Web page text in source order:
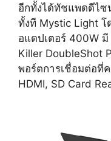
อีกทั้งได้ทัชแพดดีไซ
ทั้งที Mystic Light
อแดปเตอร์ 400W
Killer DoubleShot
พอร์ตการเชื่อมต่อที่
HDMI, SD Card